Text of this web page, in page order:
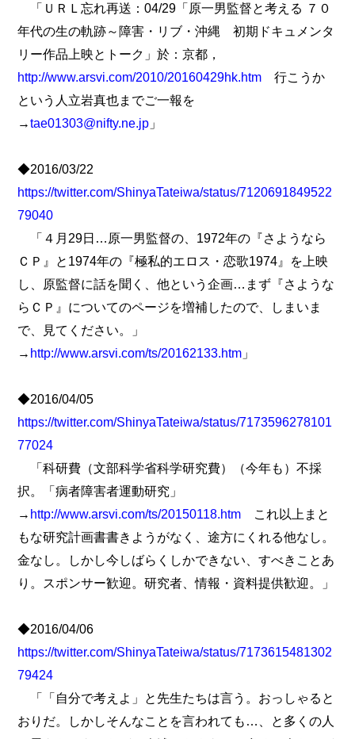
「ＵＲＬ忘れ再送：04/29「原一男監督と考える ７０
年代の生の軌跡～障害・リブ・沖縄 初期ドキュメンタ
リー作品上映とトーク」於：京都，
http://www.arsvi.com/2010/20160429hk.htm 行こうか
という人立岩真也までご一報を
→tae01303@nifty.ne.jp 」
◆2016/03/22
https://twitter.com/ShinyaTateiwa/status/7120691849522
79040
「４月29日…原一男監督の、1972年の『さようなら
ＣＰ』と1974年の『極私的エロス・恋歌1974』を上映
し、原監督に話を聞く、他という企画…まず『さような
らＣＰ』についてのページを増補したので、しまいま
で、見てください。」
→ http://www.arsvi.com/ts/20162133.htm 」
◆2016/04/05
https://twitter.com/ShinyaTateiwa/status/7173596278101
77024
「科研費（文部科学省科学研究費）（今年も）不採
択。「病者障害者運動研究」
→ http://www.arsvi.com/ts/20150118.htm これ以上まと
もな研究計画書書きようがなく、途方にくれる他なし。
金なし。しかし今しばらくしかできない、すべきことあ
り。スポンサー歓迎。研究者、情報・資料提供歓迎。」
◆2016/04/06
https://twitter.com/ShinyaTateiwa/status/7173615481302
79424
「「自分で考えよ」と先生たちは言う。おっしゃると
おりだ。しかしそんなことを言われても…、と多くの人